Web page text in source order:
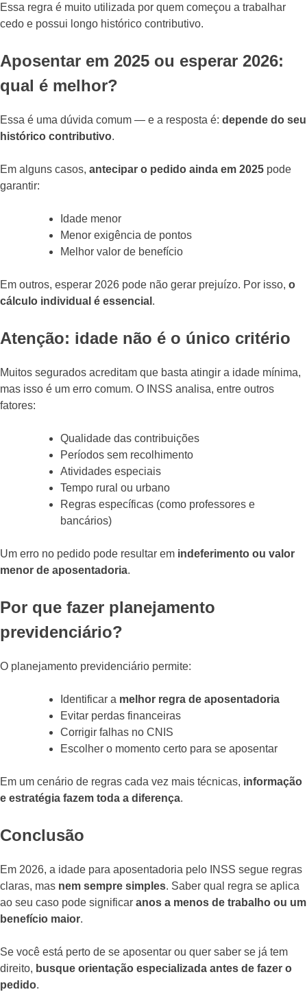
Essa regra é muito utilizada por quem começou a trabalhar
cedo e possui longo histórico contributivo.
Aposentar em 2025 ou esperar 2026:
qual é melhor?
Essa é uma dúvida comum — e a resposta é: depende do seu
histórico contributivo.
Em alguns casos, antecipar o pedido ainda em 2025 pode
garantir:
Idade menor
Menor exigência de pontos
Melhor valor de benefício
Em outros, esperar 2026 pode não gerar prejuízo. Por isso, o
cálculo individual é essencial .
Atenção: idade não é o único critério
Muitos segurados acreditam que basta atingir a idade mínima,
mas isso é um erro comum. O INSS analisa, entre outros
fatores:
Qualidade das contribuições
Períodos sem recolhimento
Atividades especiais
Tempo rural ou urbano
Regras específicas (como professores e
bancários)
Um erro no pedido pode resultar em indeferimento ou valor
menor de aposentadoria.
Por que fazer planejamento
previdenciário?
O planejamento previdenciário permite:
Identificar a melhor regra de aposentadoria
Evitar perdas financeiras
Corrigir falhas no CNIS
Escolher o momento certo para se aposentar
Em um cenário de regras cada vez mais técnicas, informação
e estratégia fazem toda a diferença.
Conclusão
Em 2026, a idade para aposentadoria pelo INSS segue regras
claras, mas nem sempre simples. Saber qual regra se aplica
ao seu caso pode significar anos a menos de trabalho ou um
benefício maior.
Se você está perto de se aposentar ou quer saber se já tem
direito, busque orientação especializada antes de fazer o
pedido.